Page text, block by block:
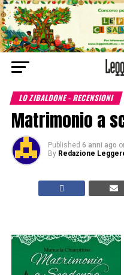
LO ZIBALDONE - RECENSIONI
Matrimonio a
Published 6 anni ago
By Redazione